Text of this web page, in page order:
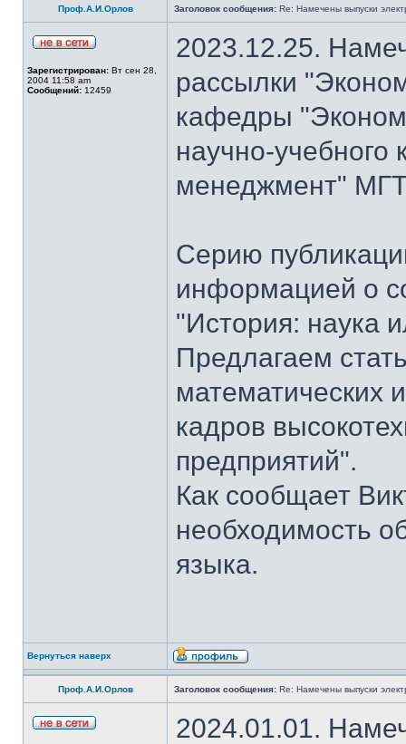
Проф.А.И.Орлов Заголовок сообщения: Re: Намечены выпуски
Зарегистрирован: Вт сен 28,
2004 11:58 am
Сообщений: 12459
2023.12.25.
рассылки
кафедры
научно-
менеджмент"
Серию
информацией о
"История: наука
Предлагаем
математических
кадров
предприятий".
Как сообщает
необходимость
языка.
Вернуться наверх
Проф.А.И.Орлов Заголовок сообщения: Re: Намечены выпуски
2024.01.01.